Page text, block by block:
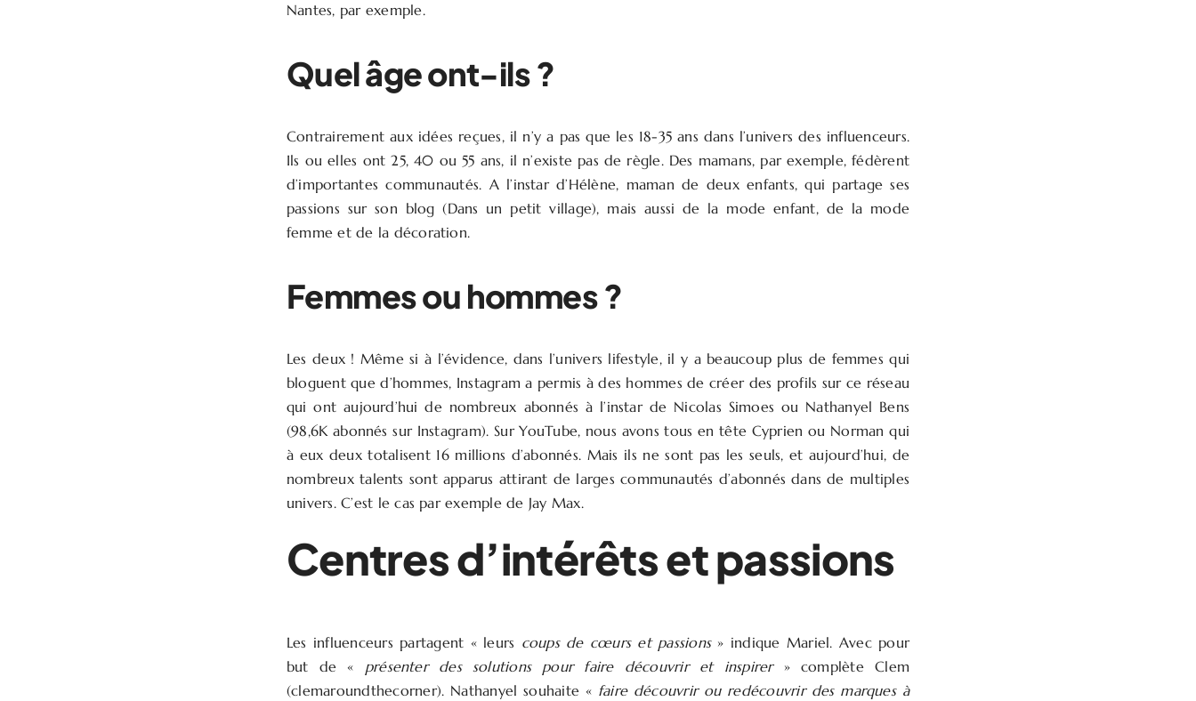
Nantes, par exemple.
Quel âge ont-ils ?
Contrairement aux idées reçues, il n’y a pas que les 18-35 ans dans l’univers des influenceurs.
Ils ou elles ont 25, 40 ou 55 ans, il n’existe pas de règle. Des mamans, par exemple, fédèrent
d’importantes communautés. A l’instar d’Hélène, maman de deux enfants, qui partage ses
passions sur son blog (Dans un petit village), mais aussi de la mode enfant, de la mode
femme et de la décoration.
Femmes ou hommes ?
Les deux ! Même si à l’évidence, dans l’univers lifestyle, il y a beaucoup plus de femmes qui
bloguent que d’hommes, Instagram a permis à des hommes de créer des profils sur ce réseau
qui ont aujourd’hui de nombreux abonnés à l’instar de Nicolas Simoes ou Nathanyel Bens
(98,6K abonnés sur Instagram). Sur YouTube, nous avons tous en tête Cyprien ou Norman qui
à eux deux totalisent 16 millions d’abonnés. Mais ils ne sont pas les seuls, et aujourd’hui, de
nombreux talents sont apparus attirant de larges communautés d’abonnés dans de multiples
univers. C’est le cas par exemple de Jay Max.
Centres d’intérêts et passions
Les influenceurs partagent « leurs coups de cœurs et passions» indique Mariel. Avec pour
but de « présenter des solutions pour faire découvrir et inspirer » complète Clem
(clemaroundthecorner). Nathanyel souhaite « faire découvrir ou redécouvrir des marques à